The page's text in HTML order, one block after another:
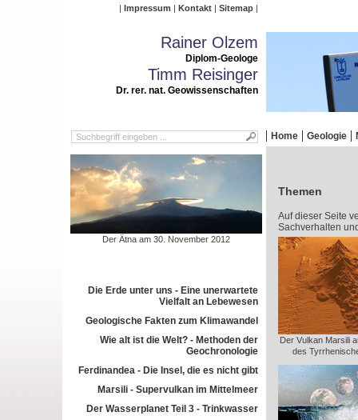
Impressum Kontakt Sitemap
Rainer Olzem
Diplom-Geologe
Timm Reisinger
Dr. rer. nat. Geowissenschaften
Home Geologie
Der Ätna am 30. November 2012
Die Erde unter uns - Eine unerwartete
Vielfalt an Lebewesen
Geologische Fakten zum Klimawandel
Wie alt ist die Welt? - Methoden der
Geochronologie
Ferdinandea - Die Insel, die es nicht gibt
Marsili - Supervulkan im Mittelmeer
Der Wasserplanet Teil 3 - Trinkwasser
Themen
Auf dieser Seite
Sachverhalten
Der Vulkan Marsili
des